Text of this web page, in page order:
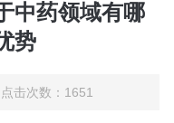
中药领域有哪
势
击次数：1651